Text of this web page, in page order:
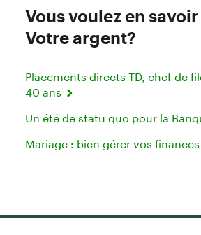
Vous voulez en
Votre argent?
Placements directs TD, chef de
40 ans
Un été de statu quo pour la
Mariage : bien gérer vos finances